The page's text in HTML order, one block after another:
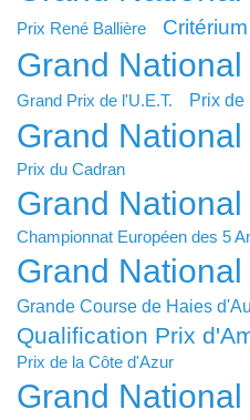
Prix René Ballière
Grand
Grand Prix de l'U.E.T. Prix
Grand
Prix du Cadran
Grand
Championnat Européen des 5
Grand
Grande Course de Haies
Qualification Prix
Prix de la Côte d'Azur
Grand